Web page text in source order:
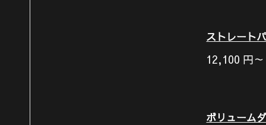
ストレート
12,100 円～
ボリューム